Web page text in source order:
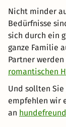
Nicht minder
Bedürfnisse
sich durch ein
ganze Familie
Partner
romantischen
Und sollten
empfehlen wir
an